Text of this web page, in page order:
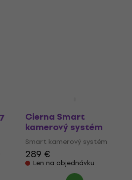
Čierna Smart
kamerový systém
Smart kamerový systém
289 €
Len na objednávku